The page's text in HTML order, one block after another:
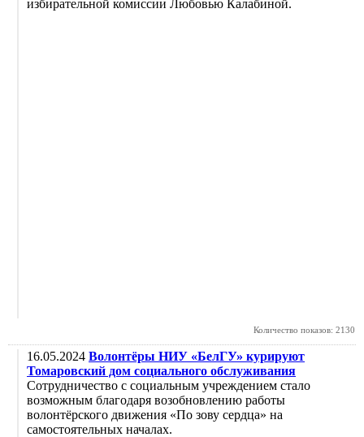
избирательной комиссии Любовью Калабиной.
Количество показов: 2130
16.05.2024 Волонтёры НИУ «БелГУ» курируют
Томаровский дом социального обслуживания
Сотрудничество с социальным учреждением стало
возможным благодаря возобновлению работы
волонтёрского движения «По зову сердца» на
самостоятельных началах.